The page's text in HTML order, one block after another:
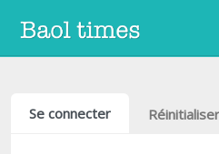
Onglets principaux
Se connecter